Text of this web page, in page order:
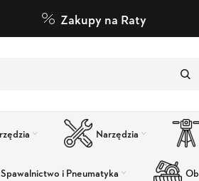
Zakupy na Raty
Narzędzia
Spawalnictwo i Pneumatyka